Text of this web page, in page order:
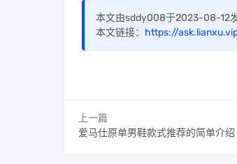
本文由sddy008于2023-08-12
本文链接： https://
上一篇
爱马仕原单男鞋款式推荐的简单介绍